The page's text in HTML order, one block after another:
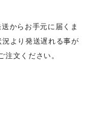
からお手元に届くま
より発送遅れる事が
文ください。